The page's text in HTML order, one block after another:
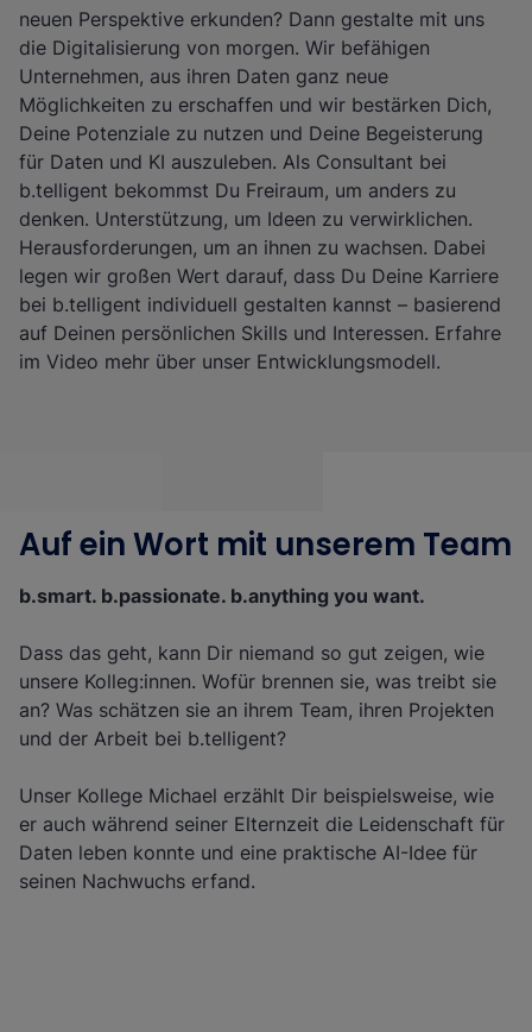
neuen Perspektive erkunden? Dann gestalte mit uns
die Digitalisierung von morgen. Wir befähigen
Unternehmen, aus ihren Daten ganz neue
Möglichkeiten zu erschaffen und wir bestärken Dich,
Deine Potenziale zu nutzen und Deine Begeisterung
für Daten und KI auszuleben. Als Consultant bei
b.telligent bekommst Du Freiraum, um anders zu
denken. Unterstützung, um Ideen zu verwirklichen.
Herausforderungen, um an ihnen zu wachsen. Dabei
legen wir großen Wert darauf, dass Du Deine Karriere
bei b.telligent individuell gestalten kannst – basierend
auf Deinen persönlichen Skills und Interessen. Erfahre
im Video mehr über unser Entwicklungsmodell.
Auf ein Wort mit unserem Team
b.smart. b.passionate. b.anything you want.
Dass das geht, kann Dir niemand so gut zeigen, wie
unsere Kolleg:innen. Wofür brennen sie, was treibt sie
an? Was schätzen sie an ihrem Team, ihren Projekten
und der Arbeit bei b.telligent?
Unser Kollege Michael erzählt Dir beispielsweise, wie
er auch während seiner Elternzeit die Leidenschaft für
Daten leben konnte und eine praktische AI-Idee für
seinen Nachwuchs erfand.